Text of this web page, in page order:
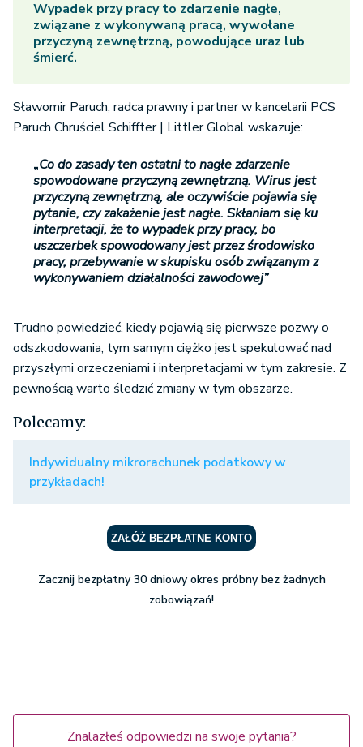
Wypadek przy pracy to zdarzenie nagłe,
związane z wykonywaną pracą, wywołane
przyczyną zewnętrzną, powodujące uraz lub
śmierć.
Sławomir Paruch, radca prawny i partner w kancelarii PCS
Paruch Chruściel Schiffter | Littler Global wskazuje:
„Co do zasady ten ostatni to nagłe zdarzenie
spowodowane przyczyną zewnętrzną. Wirus jest
przyczyną zewnętrzną, ale oczywiście pojawia się
pytanie, czy zakażenie jest nagłe. Skłaniam się ku
interpretacji, że to wypadek przy pracy, bo
uszczerbek spowodowany jest przez środowisko
pracy, przebywanie w skupisku osób związanym z
wykonywaniem działalności zawodowej”
Trudno powiedzieć, kiedy pojawią się pierwsze pozwy o
odszkodowania, tym samym ciężko jest spekulować nad
przyszłymi orzeczeniami i interpretacjami w tym zakresie. Z
pewnością warto śledzić zmiany w tym obszarze.
Polecamy:
Indywidualny mikrorachunek podatkowy w
przykładach!
ZAŁÓŻ BEZPŁATNE KONTO
Zacznij bezpłatny 30 dniowy okres próbny bez żadnych
zobowiązań!
Znalazłeś odpowiedzi na swoje pytania?